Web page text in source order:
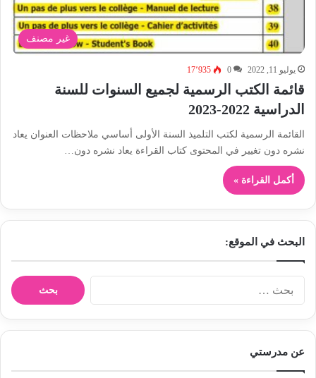
غير مصنف
يوليو 11, 2022 0 17٬935
قائمة الكتب الرسمية لجميع السنوات للسنة
الدراسية 2022-2023
القائمة الرسمية لكتب التلميذ السنة الأولى أساسي ملاحظات العنوان يعاد
نشره دون تغيير في المحتوى كتاب القراءة يعاد نشره دون…
أكمل القراءة »
البحث في الموقع:
ن
عن مدرستي